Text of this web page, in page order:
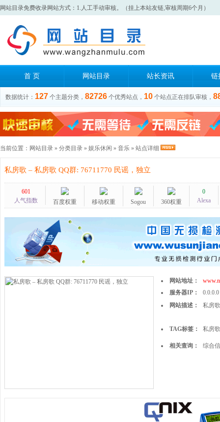
网站目录免费收录网站方式：1.人工手动审核。（挂上本站友链,审核周期6个月）
首 页 网站目录 站长资讯 链
数据统计： 127 个主题分类， 82726 个优秀站点， 10 个站点正在排队审核，
当前位置： 网站目录 » 分类目录 » 娱乐休闲 » 音乐 » 站点详细
私房歌 – 私房歌 QQ群: 76711770 民谣，独立
601
人气指数
百度权重 移动权重 Sogou 360权重
0
Alexa
网站地址：
服务器IP：
0.0.0.0
网站描述：
私房
TAG标签： 私房
相关查询： 综合